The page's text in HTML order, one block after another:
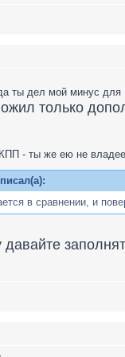
ты дел мой минус
только
- ты же ею не
в сравнении, и
давайте